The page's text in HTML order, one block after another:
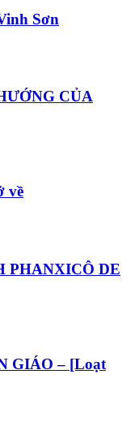
Sơn
CỦA
về
PHANXICÔ DE
GIÁO – [Loạt